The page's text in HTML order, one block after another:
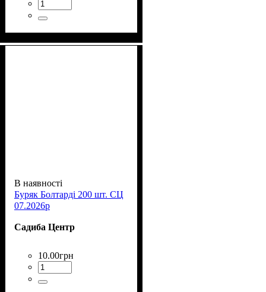
В наявності
Буряк Болтарді 200 шт. СЦ
07.2026р
Садиба Центр
10.00грн